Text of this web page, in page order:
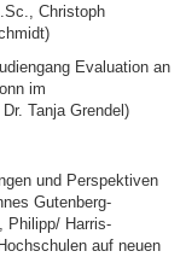
Christoph
Evaluation an
im
Tanja Grendel)
und Perspektiven
Gutenberg-
Philipp/ Harris-
auf neuen